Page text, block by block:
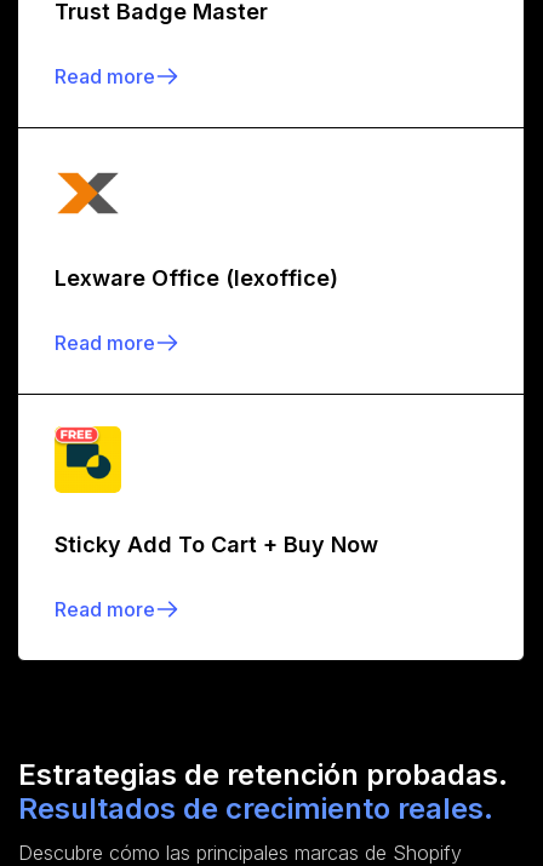
Trust Badge Master
Read more
Lexware Office (lexoffice)
Read more
Sticky Add To Cart + Buy Now
Read more
Estrategias de retención probadas.
Resultados de crecimiento reales.
Descubre cómo las principales marcas de Shopify